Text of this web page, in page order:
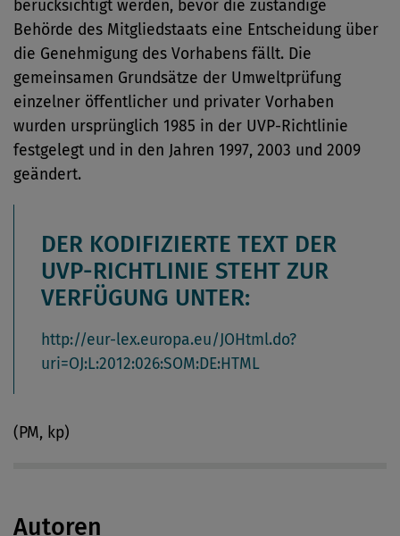
berücksichtigt werden, bevor die zuständige
Behörde des Mitgliedstaats eine Entscheidung über
die Genehmigung des Vorhabens fällt. Die
gemeinsamen Grundsätze der Umweltprüfung
einzelner öffentlicher und privater Vorhaben
wurden ursprünglich 1985 in der UVP-Richtlinie
festgelegt und in den Jahren 1997, 2003 und 2009
geändert.
DER KODIFIZIERTE TEXT DER
UVP-RICHTLINIE STEHT ZUR
VERFÜGUNG UNTER:
http://eur-lex.europa.eu/JOHtml.do?
uri=OJ:L:2012:026:SOM:DE:HTML
(PM, kp)
Autoren